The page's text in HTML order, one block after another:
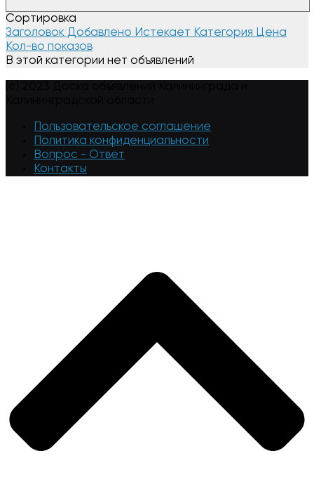
Сортировка
Заголовок Добавлено Истекает Категория Цена
Кол-во показов
В этой категории нет объявлений
Пользовательское соглашение
Политика конфиденциальности
Вопрос - Ответ
Контакты